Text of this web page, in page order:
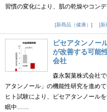
習慣の変化により、肌の乾燥やコン
新商品（健康）
新
ピセアタンノー
が改善する可能
会社
森永製菓株式会社
アタンノール」の機能性研究を進め
ヒト試験により、ピセアタンノール
眠中……